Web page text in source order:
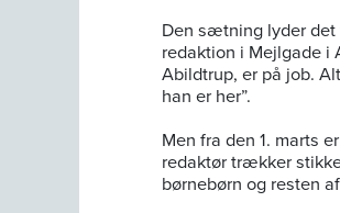
Den sætning lyder
redaktion i Mejlgade i
Abildtrup, er på job.
han er her”.
Men fra den 1. marts
redaktør trækker
børnebørn og resten